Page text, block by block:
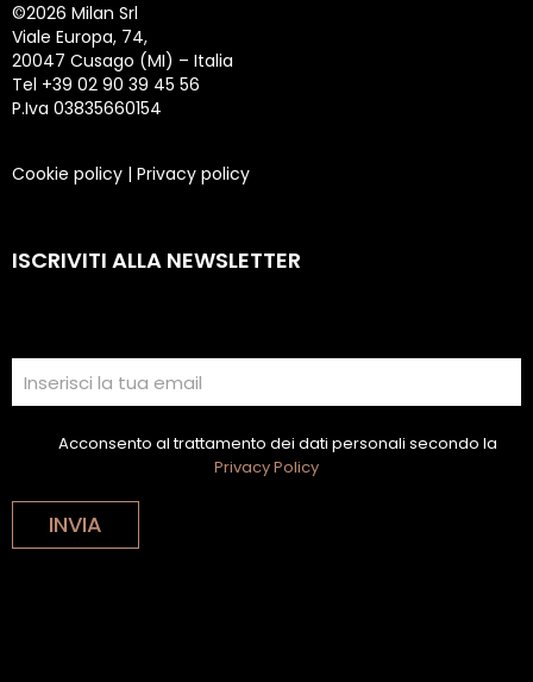
©2026 Milan Srl
Viale Europa, 74,
20047 Cusago (MI) – Italia
Tel +39 02 90 39 45 56
P.Iva 03835660154
Cookie policy | Privacy policy
ISCRIVITI ALLA NEWSLETTER
Acconsento al trattamento dei dati personali secondo la
Privacy Policy
INVIA